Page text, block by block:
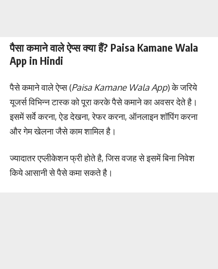
पैसा कमाने वाले ऐप्स क्या हैं? Paisa Kamane Wala
App in Hindi
पैसे कमाने वाले ऐप्स (Paisa Kamane Wala App) के जरिये
यूजर्स विभिन्न टास्क को पूरा करके पैसे कमाने का अवसर देते है।
इसमें सर्वे करना, ऐड देखना, रेफर करना, ऑनलाइन शॉपिंग करना
और गेम खेलना जैसे काम शामिल है।
ज्यादातर एप्लीकेशन फ्री होते है, जिस वजह से इसमें बिना निवेश
किये आसानी से पैसे कमा सकते है।